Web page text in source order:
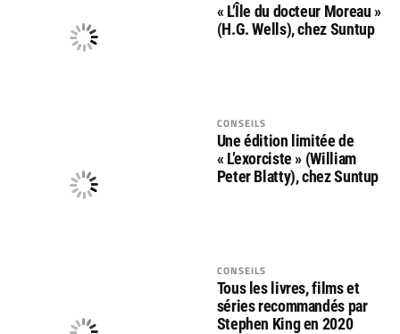
« L’Île du docteur Moreau »
(H.G. Wells), chez Suntup
CONSEILS
Une édition limitée de
« L’exorciste » (William
Peter Blatty), chez Suntup
CONSEILS
Tous les livres, films et
séries recommandés par
Stephen King en 2020